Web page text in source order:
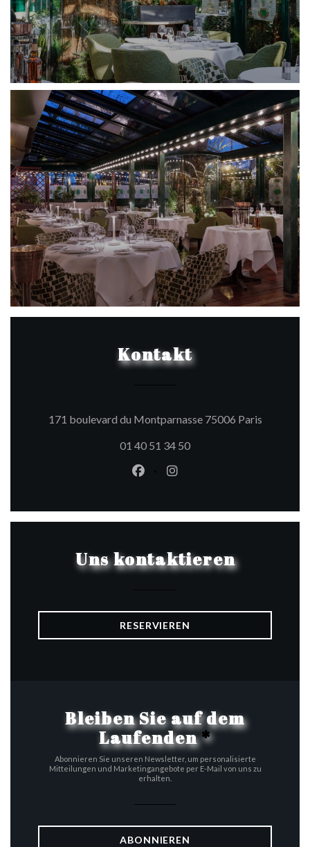
Kontakt
171 boulevard du Montparnasse 75006 Paris((öffnet
01 40 51 34 50
Facebook ((öffnet ein neues
Instagram ((öffnet ein
Uns kontaktieren
RESERVIEREN
Bleiben Sie auf dem
Laufenden*
Abonnieren Sie unseren Newsletter, um personalisierte
Mitteilungen und Marketingangebote per E-Mail von uns zu
erhalten.
ABONNIEREN